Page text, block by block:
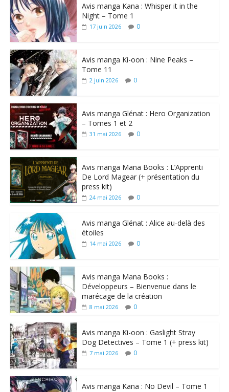
Avis manga Kana : Whisper it in the
Night – Tome 1
17 juin 2026 0
Avis manga Ki-oon : Nine Peaks –
Tome 11
2 juin 2026 0
Avis manga Glénat : Hero Organization
– Tomes 1 et 2
31 mai 2026 0
Avis manga Mana Books : L’Apprenti
De Lord Magear (+ présentation du
press kit)
24 mai 2026 0
Avis manga Glénat : Alice au-delà des
étoiles
14 mai 2026 0
Avis manga Mana Books :
Développeurs – Bienvenue dans le
marécage de la création
8 mai 2026 0
Avis manga Ki-oon : Gaslight Stray
Dog Detectives – Tome 1 (+ press kit)
7 mai 2026 0
Avis manga Kana : No Devil – Tome 1